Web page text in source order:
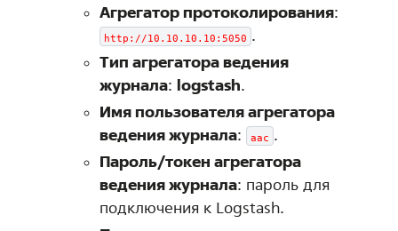
Агрегатор протоколирования:
http://10.10.10.10:5050 .
Тип агрегатора ведения
журнала: logstash.
Имя пользователя агрегатора
ведения журнала: aac .
Пароль/токен агрегатора
ведения журнала: пароль для
подключения к Logstash.